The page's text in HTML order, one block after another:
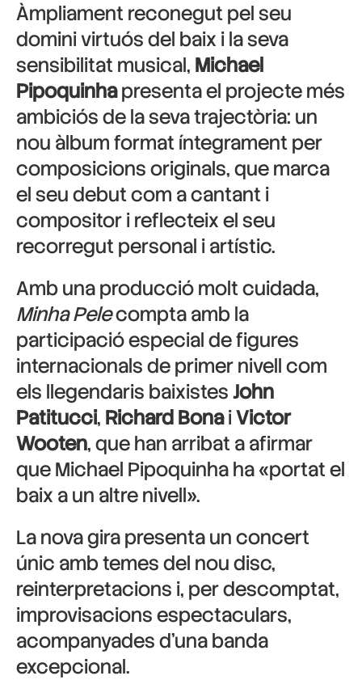
Àmpliament reconegut pel seu
domini virtuós del baix i la seva
sensibilitat musical, Michael
Pipoquinhapresenta el projecte més
ambiciós de la seva trajectòria: un
nou àlbum format íntegrament per
composicions originals, que marca
el seu debut com a cantant i
compositor i reflecteix el seu
recorregut personal i artístic.
Amb una producció molt cuidada,
Minha Pelecompta amb la
participació especial de figures
internacionals de primer nivell com
els llegendaris baixistesJohn
Patitucci, Richard BonaiVictor
Wooten, que han arribat a afirmar
que Michael Pipoquinha ha «portat el
baix a un altre nivell».
La nova gira presenta un concert
únic amb temes del nou disc,
reinterpretacions i, per descomptat,
improvisacions espectaculars,
acompanyades d’una banda
excepcional.